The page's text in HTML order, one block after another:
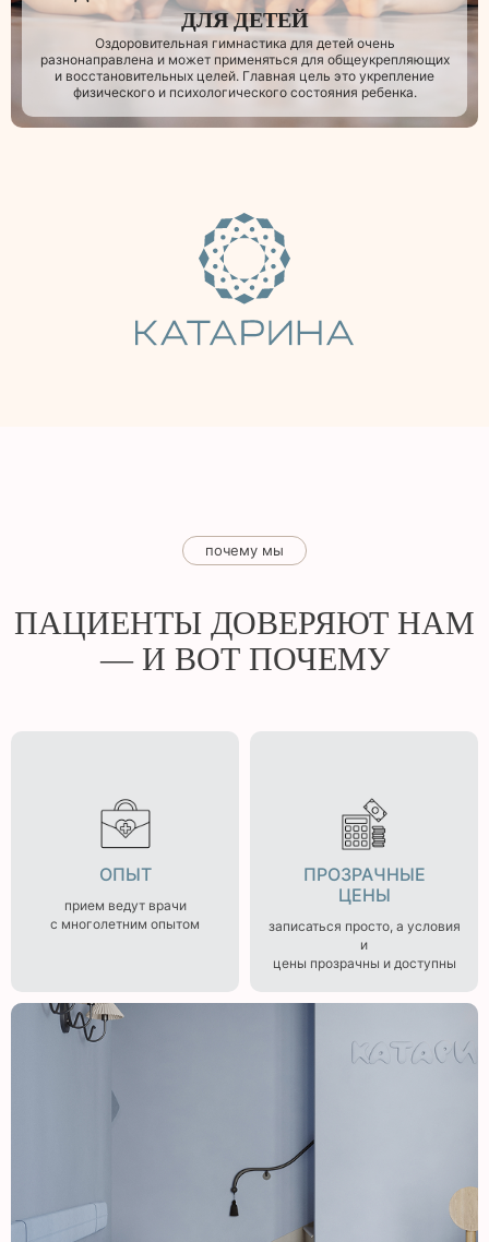
ДЛЯ ДЕТЕЙ
Оздоровительная гимнастика для детей очень
разнонаправлена и может применяться для общеукрепляющих
и восстановительных целей. Главная цель это укрепление
физического и психологического состояния ребенка.
почему мы
ПАЦИЕНТЫ ДОВЕРЯЮТ НАМ
— И ВОТ ПОЧЕМУ
ОПЫТ
прием ведут врачи
с многолетним опытом
ПРОЗРАЧНЫЕ
ЦЕНЫ
записаться просто, а условия
и
цены прозрачны и доступны